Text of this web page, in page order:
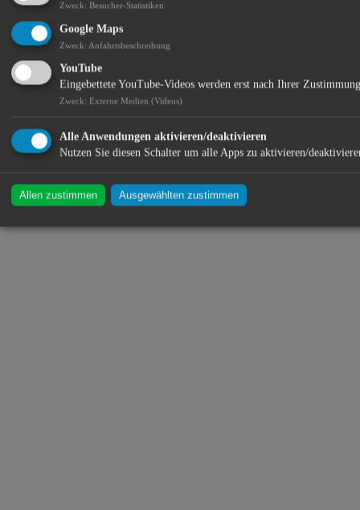
Pöllinger Leder & Tracht ist Ihr Spezialist rund um das Thema
Dirndl und Lederhosen. Und das bereits seit 1860!
Es erwartet Sie eine breite Auswahl an Modellen führender Marken.
Standort:
Zweck: Besucher-Statistiken
Google Maps
Zweck: Anfahrtsbeschreibung
YouTube
Eingebettete YouTube-Videos werden erst nach Ihrer
Zweck: Externe Medien (Videos)
Alle Anwendungen aktivieren/deaktivieren
Nutzen Sie diesen Schalter um alle Apps zu aktivieren/
Allen zustimmen Ausgewählten zustimmen